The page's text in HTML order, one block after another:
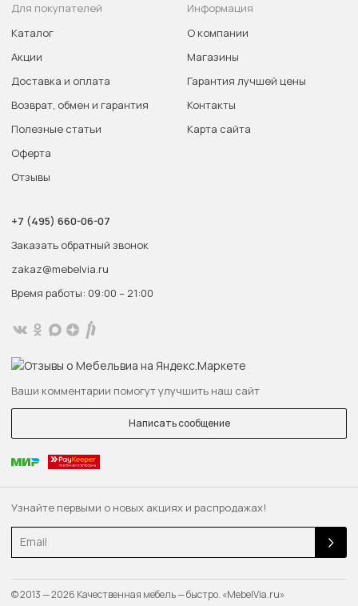
Узнайте первыми о новых акциях и распродажах!
Email
Для покупателей
Каталог
Акции
Доставка и оплата
Возврат, обмен и гарантия
Полезные статьи
Оферта
Отзывы
Информация
О компании
Магазины
Гарантия лучшей цены
Контакты
Карта сайта
+7 (495) 660-06-07
Заказать обратный звонок
zakaz@mebelvia.ru
Время работы: 09:00 – 21:00
Ваши комментарии помогут улучшить наш сайт
Написать сообщение
© 2013 — 2026 Качественная мебель — быстро. «MebelVia.ru»